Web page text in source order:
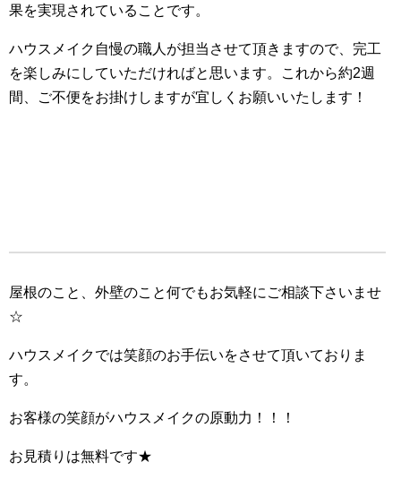
果を実現されていることです。
ハウスメイク自慢の職人が担当させて頂きますので、完工
を楽しみにしていただければと思います。これから約2週
間、ご不便をお掛けしますが宜しくお願いいたします！
屋根のこと、外壁のこと何でもお気軽にご相談下さいませ
☆
ハウスメイクでは笑顔のお手伝いをさせて頂いておりま
す。
お客様の笑顔がハウスメイクの原動力！！！
お見積りは無料です★